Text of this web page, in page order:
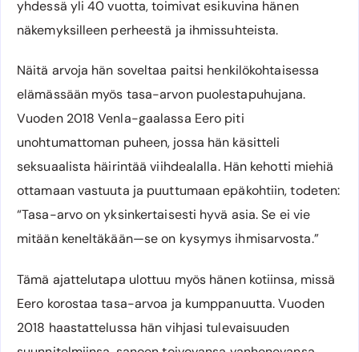
yhdessä yli 40 vuotta, toimivat esikuvina hänen
näkemyksilleen perheestä ja ihmissuhteista.
Näitä arvoja hän soveltaa paitsi henkilökohtaisessa
elämässään myös tasa-arvon puolestapuhujana.
Vuoden 2018 Venla-gaalassa Eero piti
unohtumattoman puheen, jossa hän käsitteli
seksuaalista häirintää viihdealalla. Hän kehotti miehiä
ottamaan vastuuta ja puuttumaan epäkohtiin, todeten:
“Tasa-arvo on yksinkertaisesti hyvä asia. Se ei vie
mitään keneltäkään—se on kysymys ihmisarvosta.”
Tämä ajattelutapa ulottuu myös hänen kotiinsa, missä
Eero korostaa tasa-arvoa ja kumppanuutta. Vuoden
2018 haastattelussa hän vihjasi tulevaisuuden